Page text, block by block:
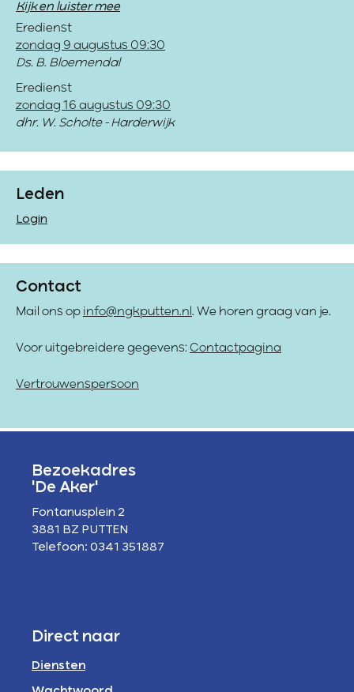
Kijk en luister mee
Eredienst
zondag 9 augustus 09:30
Ds. B. Bloemendal
Eredienst
zondag 16 augustus 09:30
dhr. W. Scholte - Harderwijk
Leden
Login
Contact
Mail ons op info@ngkputten.nl . We horen graag van je.
Voor uitgebreidere gegevens: Contactpagina
Vertrouwenspersoon
Bezoekadres
'De Aker'
Fontanusplein 2
3881 BZ PUTTEN
Telefoon: 0341 351887
Direct naar
Diensten